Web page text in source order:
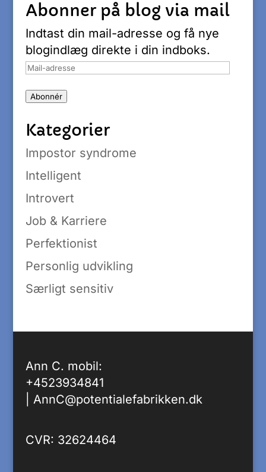
Abonner på blog via mail
Indtast din mail-adresse og få nye
blogindlæg direkte i din indboks.
Mail-
Abonnér
Kategorier
Impostor syndrome
Intelligent
Introvert
Job & Karriere
Perfektionist
Personlig udvikling
Særligt sensitiv
Ann C. mobil:
+4523934841
AnnC@potentialefabrikken.dk
CVR: 32624464